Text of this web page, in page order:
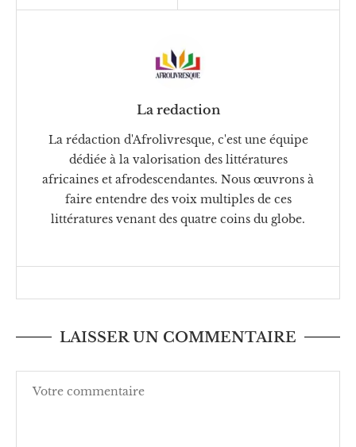
La redaction
La rédaction d'Afrolivresque, c'est une équipe
dédiée à la valorisation des littératures
africaines et afrodescendantes. Nous œuvrons à
faire entendre des voix multiples de ces
littératures venant des quatre coins du globe.
LAISSER UN COMMENTAIRE